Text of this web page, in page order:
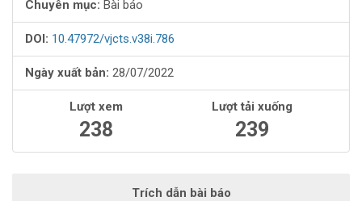
viết
Chuyên mục: Bài báo
DOI: 10.47972/vjcts.v38i.786
Ngày xuất bản: 28/07/2022
Lượt xem
238
Lượt tải xuống
239
Trích dẫn bài báo